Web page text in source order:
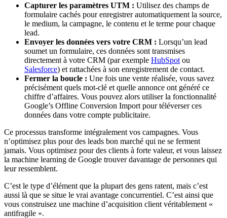
Capturer les paramètres UTM : Utilisez des champs de
formulaire cachés pour enregistrer automatiquement la source,
le medium, la campagne, le contenu et le terme pour chaque
lead.
Envoyer les données vers votre CRM : Lorsqu’un lead
soumet un formulaire, ces données sont transmises
directement à votre CRM (par exemple HubSpot ou
Salesforce) et rattachées à son enregistrement de contact.
Fermer la boucle : Une fois une vente réalisée, vous savez
précisément quels mot-clé et quelle annonce ont généré ce
chiffre d’affaires. Vous pouvez alors utiliser la fonctionnalité
Google’s Offline Conversion Import pour téléverser ces
données dans votre compte publicitaire.
Ce processus transforme intégralement vos campagnes. Vous
n’optimisez plus pour des leads bon marché qui ne se ferment
jamais. Vous optimisez pour des clients à forte valeur, et vous laissez
la machine learning de Google trouver davantage de personnes qui
leur ressemblent.
C’est le type d’élément que la plupart des gens ratent, mais c’est
aussi là que se situe le vrai avantage concurrentiel. C’est ainsi que
vous construisez une machine d’acquisition client véritablement «
antifragile ».